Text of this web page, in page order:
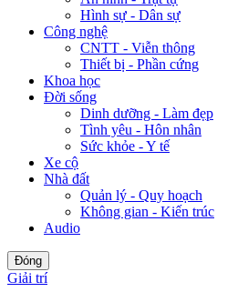
Hình sự - Dân sự
Công nghệ
CNTT - Viễn thông
Thiết bị - Phần cứng
Khoa học
Đời sống
Dinh dưỡng - Làm đẹp
Tình yêu - Hôn nhân
Sức khỏe - Y tế
Xe cộ
Nhà đất
Quản lý - Quy hoạch
Không gian - Kiến trúc
Audio
Đóng
Giải trí